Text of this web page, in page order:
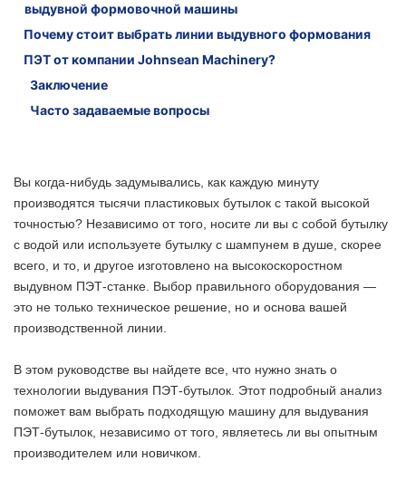
выдувной формовочной машины
Почему стоит выбрать линии выдувного формования
ПЭТ от компании Johnsean Machinery?
Заключение
Часто задаваемые вопросы
Вы когда-нибудь задумывались, как каждую минуту
производятся тысячи пластиковых бутылок с такой высокой
точностью? Независимо от того, носите ли вы с собой бутылку
с водой или используете бутылку с шампунем в душе, скорее
всего, и то, и другое изготовлено на высокоскоростном
выдувном ПЭТ-станке. Выбор правильного оборудования —
это не только техническое решение, но и основа вашей
производственной линии.
В этом руководстве вы найдете все, что нужно знать о
технологии выдувания ПЭТ-бутылок. Этот подробный анализ
поможет вам выбрать подходящую машину для выдувания
ПЭТ-бутылок, независимо от того, являетесь ли вы опытным
производителем или новичком.